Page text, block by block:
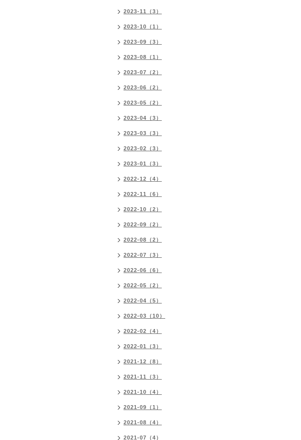
2023-11（3）
2023-10（1）
2023-09（3）
2023-08（1）
2023-07（2）
2023-06（2）
2023-05（2）
2023-04（3）
2023-03（3）
2023-02（3）
2023-01（3）
2022-12（4）
2022-11（6）
2022-10（2）
2022-09（2）
2022-08（2）
2022-07（3）
2022-06（6）
2022-05（2）
2022-04（5）
2022-03（10）
2022-02（4）
2022-01（3）
2021-12（8）
2021-11（3）
2021-10（4）
2021-09（1）
2021-08（4）
2021-07（4）